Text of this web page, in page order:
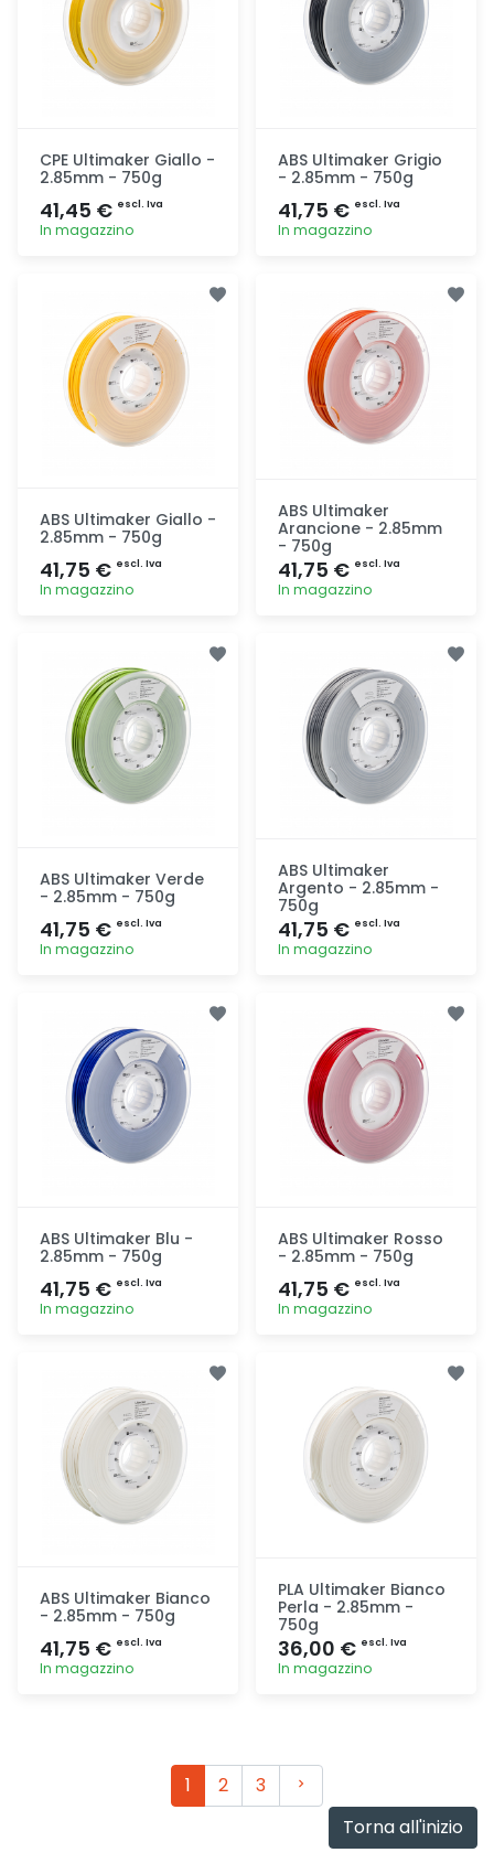
CPE Ultimaker Giallo -
2.85mm - 750g
41,45 € escl. Iva
In magazzino
ABS Ultimaker Grigio
- 2.85mm - 750g
41,75 € escl. Iva
In magazzino
ABS Ultimaker Giallo -
2.85mm - 750g
41,75 € escl. Iva
In magazzino
ABS Ultimaker
Arancione - 2.85mm
- 750g
41,75 € escl. Iva
In magazzino
ABS Ultimaker Verde
- 2.85mm - 750g
41,75 € escl. Iva
In magazzino
ABS Ultimaker
Argento - 2.85mm -
750g
41,75 € escl. Iva
In magazzino
ABS Ultimaker Blu -
2.85mm - 750g
41,75 € escl. Iva
In magazzino
ABS Ultimaker Rosso
- 2.85mm - 750g
41,75 € escl. Iva
In magazzino
ABS Ultimaker Bianco
- 2.85mm - 750g
41,75 € escl. Iva
In magazzino
PLA Ultimaker Bianco
Perla - 2.85mm -
750g
36,00 € escl. Iva
In magazzino
1 2 3
Avanti
Torna all'inizio